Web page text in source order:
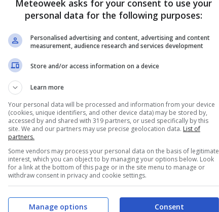
neonati, bambini e adolescenti.Riportati
preso il tuo nr dal gruppo telegram”, ” c’è un
video hai?”, “Avranno 12 anni, la più
che hai”.
lite ma subisce pestaggio con caschi e
Meteoweek asks for your consent to use your
personal data for the following purposes:
Personalised advertising and content, advertising and content
measurement, audience research and services development
Store and/or access information on a device
Learn more
Your personal data will be processed and information from your device
(cookies, unique identifiers, and other device data) may be stored by,
accessed by and shared with 319 partners, or used specifically by this
site. We and our partners may use precise geolocation data. List of
partners.
Some vendors may process your personal data on the basis of legitimate
interest, which you can object to by managing your options below. Look
for a link at the bottom of this page or in the site menu to manage or
withdraw consent in privacy and cookie settings.
Consent
Manage options